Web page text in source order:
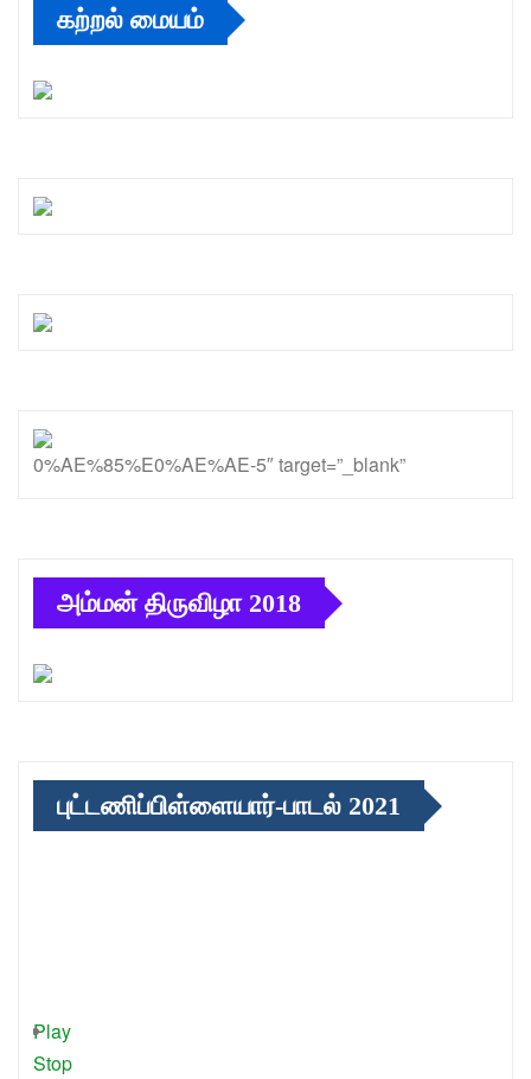
கற்றல் மையம்
0%AE%85%E0%AE%AE-5″ target=”_blank”
அம்மன் திருவிழா 2018
புட்டணிப்பிள்ளையார்-பாடல் 2021
Play
Stop